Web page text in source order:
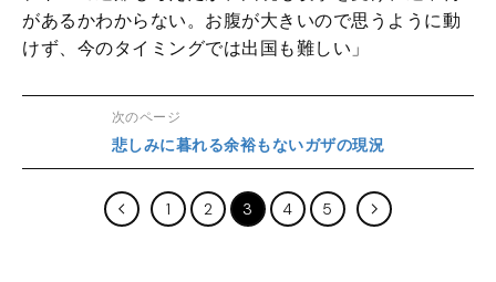
があるかわからない。お腹が大きいので思うように動
けず、今のタイミングでは出国も難しい」
次のページ
悲しみに暮れる余裕もないガザの現況
1 2 3 4 5